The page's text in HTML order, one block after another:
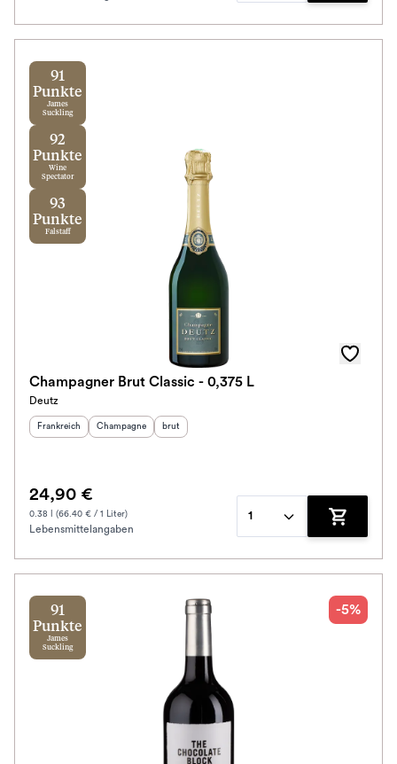
91
Punkte
James
Suckling
92
Punkte
Wine
Spectator
93
Punkte
Falstaff
Champagner Brut Classic - 0,375 L
Deutz
Herkunftsland
Frankreich Herkunftsregion :
Champagne Geschmack
brut
24,90 €
0.38 l (66.40 € / 1 Liter)
Lebensmittelangaben
1
Zum
91
Punkte
James
Suckling
-5%